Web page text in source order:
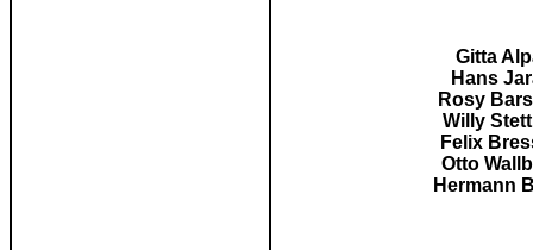
Gitta
Hans
Rosy
Willy
Felix
Otto
Hermann